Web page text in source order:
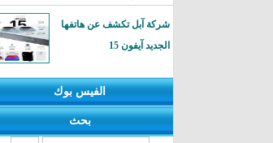
شركة آبل تكشف عن هاتفها
الجديد آيفون 15
الفيس بوك
بحث